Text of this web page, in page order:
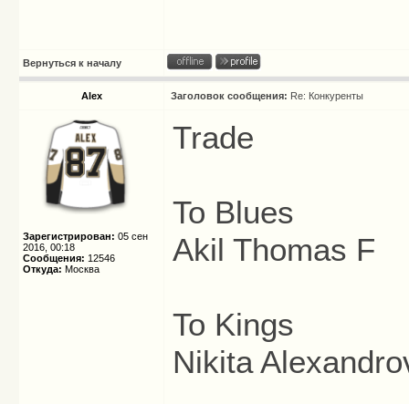
Вернуться к началу
Alex Заголовок сообщения: Re: Конкуренты
Зарегистрирован: 05 сен
2016, 00:18
Сообщения: 12546
Откуда: Москва
Trade
To Blues
Akil Thomas F
To Kings
Nikita